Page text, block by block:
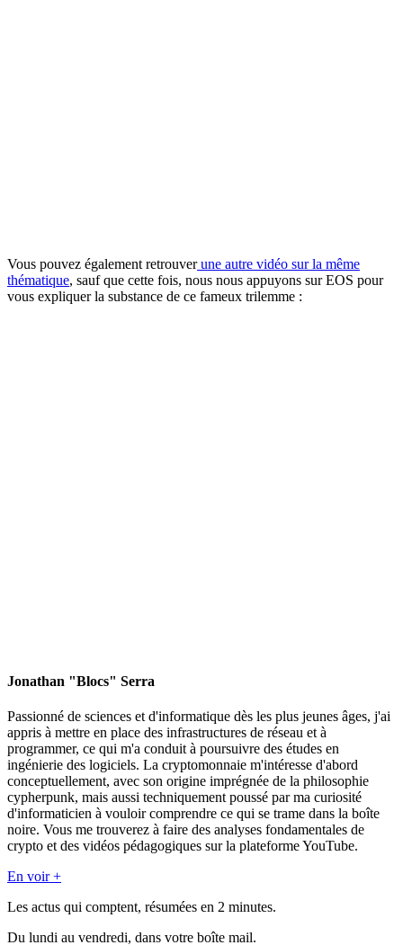
Vous pouvez également retrouverune autre vidéo sur la même
thématique, sauf que cette fois, nous nous appuyons sur EOS pour
vous expliquer la substance de ce fameux trilemme :
Jonathan "Blocs" Serra
Passionné de sciences et d'informatique dès les plus jeunes âges, j'ai
appris à mettre en place des infrastructures de réseau et à
programmer, ce qui m'a conduit à poursuivre des études en
ingénierie des logiciels. La cryptomonnaie m'intéresse d'abord
conceptuellement, avec son origine imprégnée de la philosophie
cypherpunk, mais aussi techniquement poussé par ma curiosité
d'informaticien à vouloir comprendre ce qui se trame dans la boîte
noire. Vous me trouverez à faire des analyses fondamentales de
crypto et des vidéos pédagogiques sur la plateforme YouTube.
En voir +
Les actus qui comptent, résumées en 2 minutes.
Du lundi au vendredi, dans votre boîte mail.